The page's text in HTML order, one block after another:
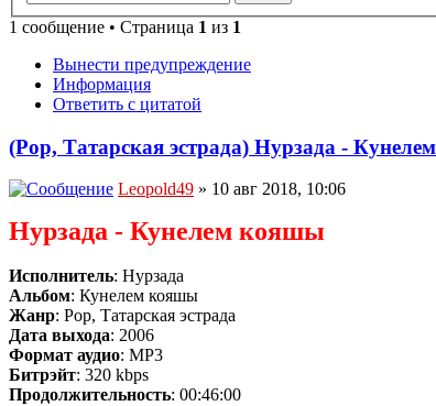
1 сообщение • Страница 1 из 1
Вынести предупреждение
Информация
Ответить с цитатой
(Pop, Татарская эстрада) Нурзада -
Leopold49 » 10 авг 2018, 10:06
Нурзада - Кунелем кояшы
Исполнитель: Нурзада
Альбом: Кунелем кояшы
Жанр: Pop, Татарская эстрада
Дата выхода: 2006
Формат аудио: MP3
Битрэйт: 320 kbps
Продолжительность: 00:46:00